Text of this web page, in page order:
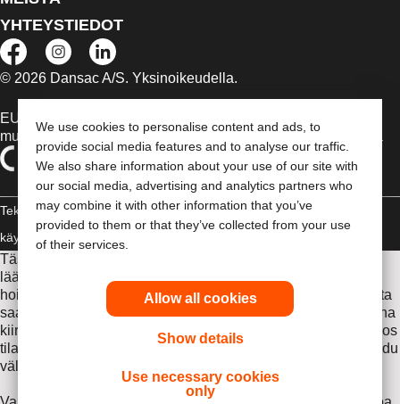
We use cookies to personalise content and ads, to
provide social media features and to analyse our traffic.
We also share information about your use of our site with
our social media, advertising and analytics partners who
may combine it with other information that you’ve
provided to them or that they’ve collected from your use
of their services.
Allow all cookies
Show details
Use necessary cookies
only
YHTEYSTIEDOT
© 2026 Dansac A/S. Yksinoikeudella.
EU:n alueella myytävät lääkinnälliset laitteet on tapauksen
mukaan merkitty jommallakummalla seuraavista symboleista
Tekijänoikeudelliset tiedot /
käyttäjäehdot
Vaatimustenmukaisuusvakuutus
Tässä sivustossa esitettyjä tietoja ei ole tarkoitettu
lääketieteelliseksi neuvonnaksi eikä korvaamaan sinua
hoitavalta lääkäriltä tai muilta terveydenhuollon ammattilaisilta
saamiasi ohjeita. Tämän sivuston tietoja ei saa käyttää ohjeina
kiireellistä lääketieteellistä hoitoa edellyttävissä tilanteissa. Jos
tilanteesi edellyttää kiireellistä lääketieteellistä hoitoa, hakeudu
välittömästi lääkäriin.